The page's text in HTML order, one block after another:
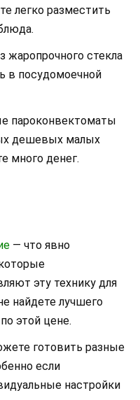
легко разместить
жаропрочного стекла
в посудомоечной
пароконвектоматы
дешевых малых
много денег.
— что явно
эту технику для
найдете лучшего
этой цене.
готовить разные
если
настройки